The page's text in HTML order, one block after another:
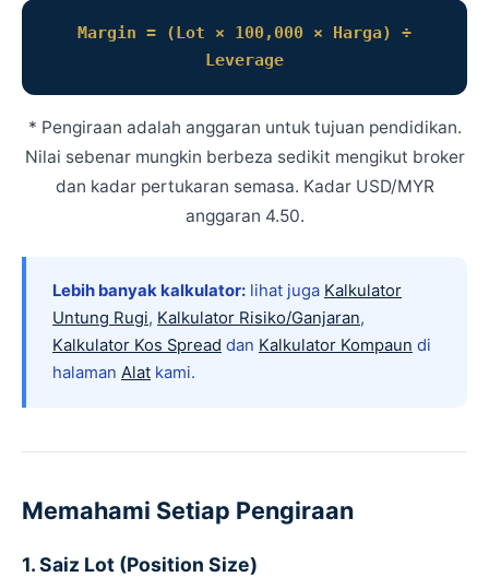
Margin = (Lot × 100,000 × Harga) ÷
Leverage
* Pengiraan adalah anggaran untuk tujuan pendidikan.
Nilai sebenar mungkin berbeza sedikit mengikut broker
dan kadar pertukaran semasa. Kadar USD/MYR
anggaran 4.50.
Lebih banyak kalkulator: lihat juga Kalkulator
Untung Rugi, Kalkulator Risiko/Ganjaran,
Kalkulator Kos Spread dan Kalkulator Kompaun di
halaman Alat kami.
Memahami Setiap Pengiraan
1. Saiz Lot (Position Size)